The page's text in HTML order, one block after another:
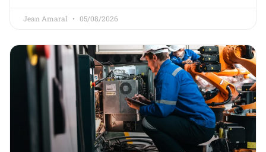
Jean Amaral 05/08/2026